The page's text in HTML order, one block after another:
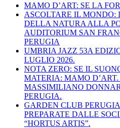
MAMO D’ART: SE LA
ASCOLTARE IL MONDO:
DELLA NATURA ALLA
AUDITORIUM SAN
PERUGIA
UMBRIA JAZZ 53A
LUGLIO 2026.
NOTA ZERO: SE IL
MATERIA: MAMO
MASSIMILIANO
PERUGIA.
GARDEN CLUB
PREPARATE DALLE
“HORTUS ARTIS”.